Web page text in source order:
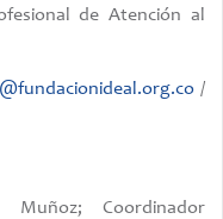
de Atención al
/
Muñoz; Coordinador